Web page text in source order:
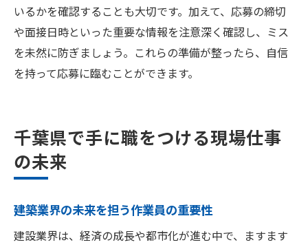
いるかを確認することも大切です。加えて、応募の締切
や面接日時といった重要な情報を注意深く確認し、ミス
を未然に防ぎましょう。これらの準備が整ったら、自信
を持って応募に臨むことができます。
千葉県で手に職をつける現場仕事
の未来
建築業界の未来を担う作業員の重要性
建設業界は、経済の成長や都市化が進む中で、ますます